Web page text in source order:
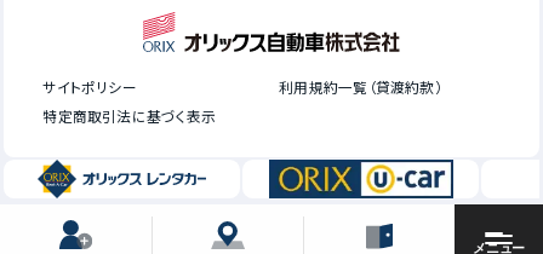
サイトポリシー
特定商取引法に基づく表示
利用規約一覧（貸渡約款）